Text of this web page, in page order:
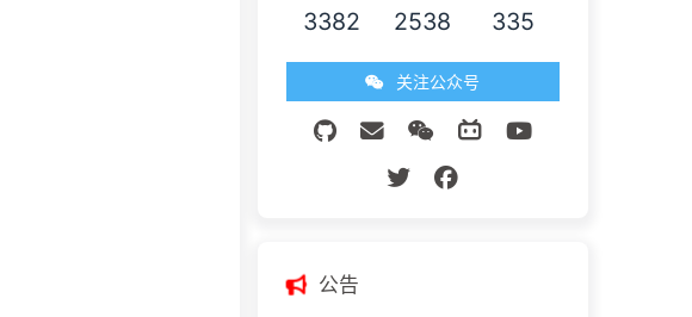
3382 2538 335
关注公众号
公告